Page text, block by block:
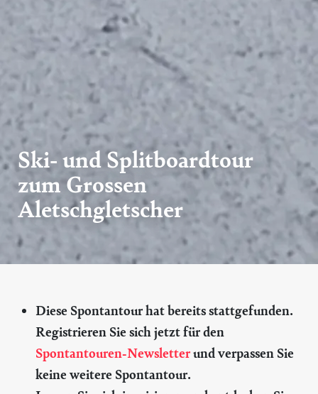
Ski- und Splitboardtour
zum Grossen
Aletschgletscher
Diese Spontantour hat bereits stattgefunden.
Registrieren Sie sich jetzt für den
Spontantouren-Newsletterund verpassen Sie
keine weitere Spontantour.